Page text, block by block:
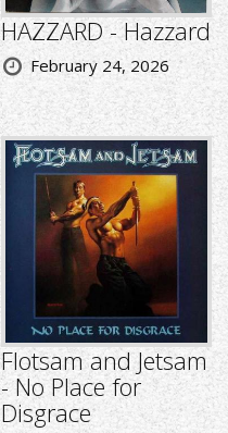
HAZZARD - Hazzard
February 24, 2026
Flotsam and Jetsam
- No Place for
Disgrace